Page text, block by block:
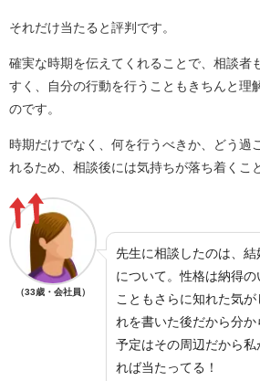
それだけ当たると評判です。
確実な時期を伝えてくれることで、相談者
すく、自分の行動を行うこともきちんと理
のです。
時期だけでなく、何を行うべきか、どう過
れるため、相談後には気持ちが落ち着くこ
（33歳・会社員）
先生に相談したのは、
について。性格は納得
こともさらに知れた気
れを書いた後だから分
予定はその周辺だから
れば当たってる！